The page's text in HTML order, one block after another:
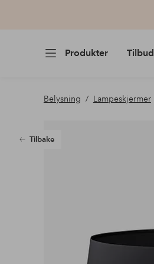
Produkter Tilbud
Belysning Lampeskjermer
Tilbake